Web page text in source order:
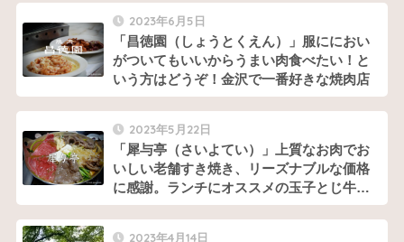
2023年6月5日
「昌徳園（しょうとくえん）」服ににおい
がついてもいいからうまい肉食べたい！と
いう方はどうぞ！金沢で一番好きな焼肉店
2023年5月22日
「犀与亭（さいよてい）」上質なお肉でお
いしい老舗すき焼き、リーズナブルな価格
に感謝。ランチにオススメの玉子とじ牛肉
煮込み鍋もうまい！
2023年4月14日